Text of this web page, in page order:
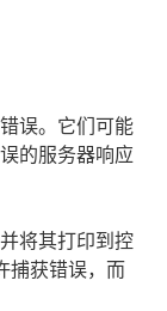
误。它们可能
的服务器响应
将其打印到控
捕获错误，而